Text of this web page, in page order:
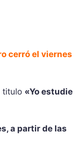
cerró el viernes
titulo «Yo estudie
a partir de las